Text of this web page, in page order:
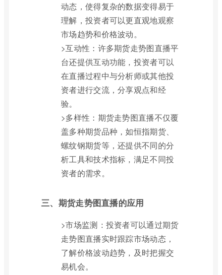
动态，使得复杂的数据变得易于
理解，投资者可以更直观地观察
市场趋势和价格波动。
>互动性：许多期货走势图直播平
台还提供互动功能，投资者可以
在直播过程中与分析师或其他投
资者进行交流，分享观点和经
验。
>多样性：期货走势图直播不仅覆
盖多种期货品种，如恒指期货、
螺纹钢期货等，还提供不同的分
析工具和技术指标，满足不同投
资者的需求。
三、期货走势图直播的应用
>市场监测：投资者可以通过期货
走势图直播实时跟踪市场动态，
了解价格波动趋势，及时把握交
易机会。